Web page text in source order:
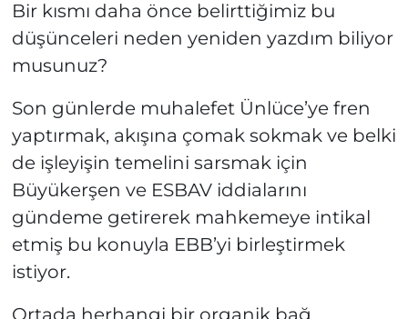
Bir kısmı daha önce belirttiğimiz bu
düşünceleri neden yeniden yazdım biliyor
musunuz?
Son günlerde muhalefet Ünlüce’ye fren
yaptırmak, akışına çomak sokmak ve belki
de işleyişin temelini sarsmak için
Büyükerşen ve ESBAV iddialarını
gündeme getirerek mahkemeye intikal
etmiş bu konuyla EBB’yi birleştirmek
istiyor.